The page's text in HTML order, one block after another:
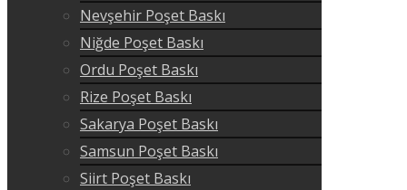
Nevşehir Poşet Baskı
Niğde Poşet Baskı
Ordu Poşet Baskı
Rize Poşet Baskı
Sakarya Poşet Baskı
Samsun Poşet Baskı
Siirt Poşet Baskı